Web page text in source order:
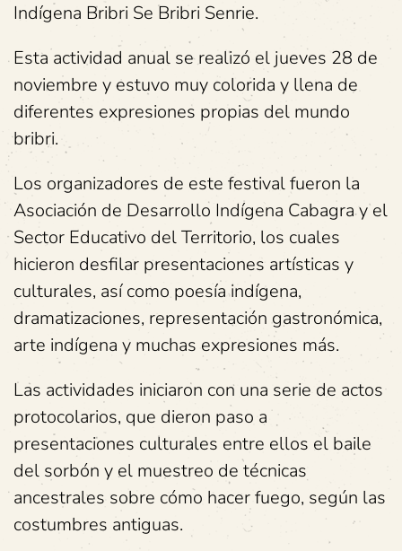
Indígena Bribri Se Bribri Senrie.
Esta actividad anual se realizó el jueves 28 de
noviembre y estuvo muy colorida y llena de
diferentes expresiones propias del mundo
bribri.
Los organizadores de este festival fueron la
Asociación de Desarrollo Indígena Cabagra y el
Sector Educativo del Territorio, los cuales
hicieron desfilar presentaciones artísticas y
culturales, así como poesía indígena,
dramatizaciones, representación gastronómica,
arte indígena y muchas expresiones más.
Las actividades iniciaron con una serie de actos
protocolarios, que dieron paso a
presentaciones culturales entre ellos el baile
del sorbón y el muestreo de técnicas
ancestrales sobre cómo hacer fuego, según las
costumbres antiguas.